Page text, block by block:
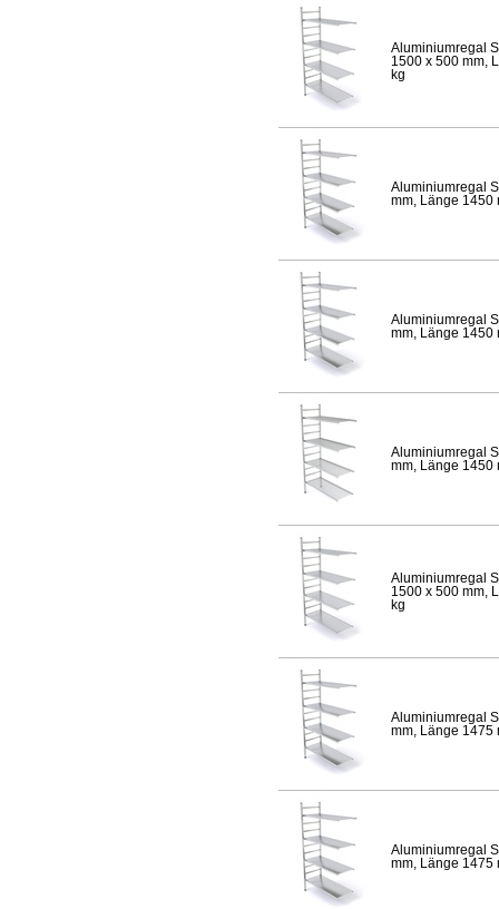
Aluminiumregal
1500 x 500 mm,
kg
Aluminiumregal
mm, Länge 1450
Aluminiumregal
mm, Länge 1450
Aluminiumregal
mm, Länge 1450
Aluminiumregal
1500 x 500 mm,
kg
Aluminiumregal
mm, Länge 1475
Aluminiumregal
mm, Länge 1475